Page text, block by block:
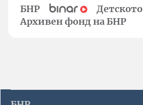
БНР
Архивен фонд на БНР